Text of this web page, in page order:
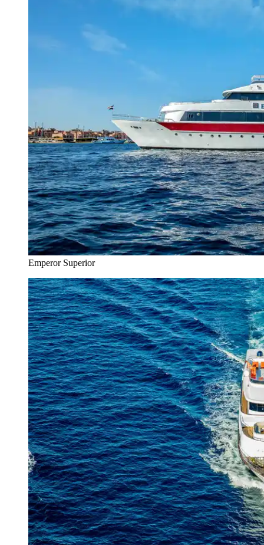
Emperor Superior